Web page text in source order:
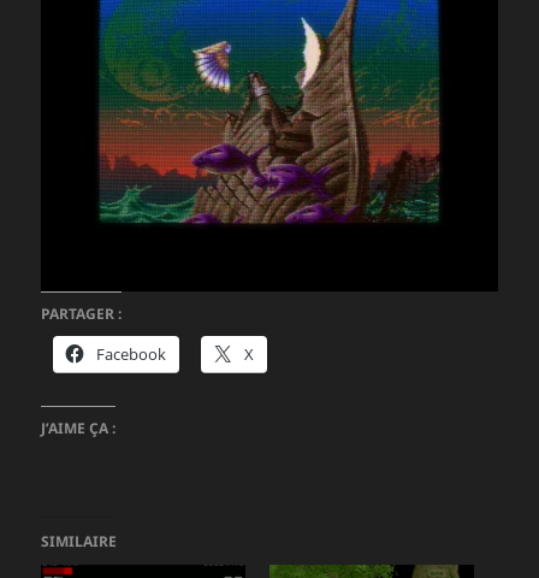
PARTAGER :
Facebook X
J’AIME ÇA :
SIMILAIRE